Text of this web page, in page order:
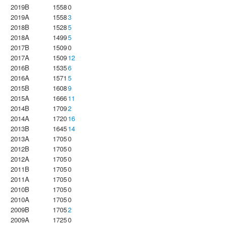
2019B
15580
2019A
15583
2018B
15285
2018A
14995
2017B
15090
2017A
150912
2016B
15356
2016A
1571 5
2015B
16089
2015A
166611
2014B
17092
2014A
172016
2013B
164514
2013A
17050
2012B
17050
2012A
17050
2011B
17050
2011A
17050
2010B
17050
2010A
17050
2009B
17052
2009A
17250